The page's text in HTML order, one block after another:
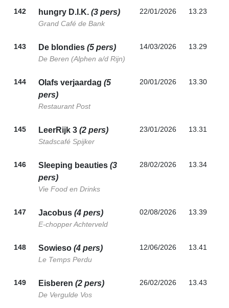
142 hungry D.I.K. (3 pers)
Grand Café de Bank
22/01/2026 13.23
143 De blondies (5 pers)
De Beren (Alphen a/d Rijn)
14/03/2026 13.29
144 Olafs verjaardag (5
pers)
Restaurant Post
20/01/2026 13.30
145 LeerRijk 3 (2 pers)
Stadscafé Spijker
23/01/2026 13.31
146 Sleeping beauties (3
pers)
Vie Food en Drinks
28/02/2026 13.34
147 Jacobus (4 pers)
E-chopper Achterveld
02/08/2026 13.39
148 Sowieso (4 pers)
Le Temps Perdu
12/06/2026 13.41
149 Eisberen (2 pers)
De Vergulde Vos
26/02/2026 13.43